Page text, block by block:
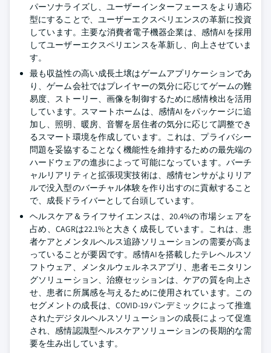
パーソナライズし、ユーザーインターフェースをより適応
型にすることで、ユーザーエクスペリエンスの革新に投資
しています。主要な消費者電子機器企業は、感情AIを採用
してユーザーエクスペリエンスを革新し、向上させていま
す。
最も収益性の高い成長土壌はゲームアプリケーションであ
り、ゲーム会社ではプレイヤーの気分に応じてゲームの難
易度、ストーリー、画像を制御するために感情検出を活用
しています。スマートホームは、感情AIをパッケージに追
加し、照明、暖房、音響を居住者の気分に応じて調整でき
るスマート環境を作成しています。これは、プライバシー
問題を妥協することなく機能性を維持するための最先端の
ハードウェアの進歩によって可能になっています。バーチ
ャルリアリティと拡張現実技術は、感情センサがよりリア
ルで没入型のバーチャル体験を作り出すのに貢献すること
で、成長ドライバーとして台頭しています。
ヘルスケア＆ライフサイエンスは、20.4%の市場シェアを
占め、CAGRは22.1%と大きく成長しています。これは、患
者ケアとメンタルヘルス追跡ソリューションの需要が高ま
っていることが要因です。感情AIを搭載したテレヘルスソ
フトウェア、メンタルウェルネスアプリ、患者モニタリン
グソリューション、治療セッションは、ケアの質を向上さ
せ、患者に所属感を与えるために使用されています。この
セグメントの成長は、COVID-19パンデミックによって推進
されたデジタルヘルスソリューションの成長によって促進
され、感情認識型ヘルスケアソリューションの長期的な需
要を生み出しています。